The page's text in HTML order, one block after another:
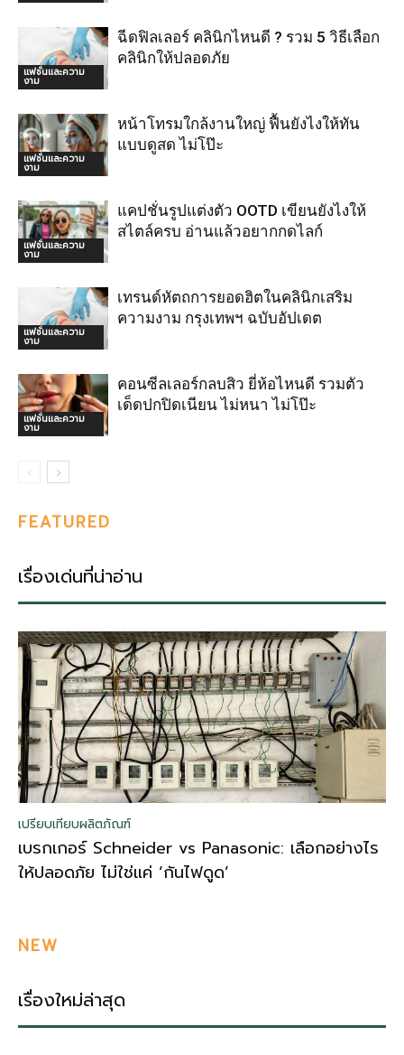
แฟชั่นและความ
งาม
ฉีดฟิลเลอร์ คลินิกไหนดี ? รวม 5 วิธีเลือก
คลินิกให้ปลอดภัย
แฟชั่นและความ
งาม
หน้าโทรมใกล้งานใหญ่ ฟื้นยังไงให้ทัน
แบบดูสด ไม่โป๊ะ
แฟชั่นและความ
งาม
แคปชั่นรูปแต่งตัว OOTD เขียนยังไงให้
สไตล์ครบ อ่านแล้วอยากกดไลก์
แฟชั่นและความ
งาม
เทรนด์หัตถการยอดฮิตในคลินิกเสริม
ความงาม กรุงเทพฯ ฉบับอัปเดต
แฟชั่นและความ
งาม
คอนซีลเลอร์กลบสิว ยี่ห้อไหนดี รวมตัว
เด็ดปกปิดเนียน ไม่หนา ไม่โป๊ะ
FEATURED
เรื่องเด่นที่น่าอ่าน
เปรียบเทียบผลิตภัณฑ์
เบรกเกอร์ Schneider vs Panasonic: เลือกอย่างไร
ให้ปลอดภัย ไม่ใช่แค่ ‘กันไฟดูด’
NEW
เรื่องใหม่ล่าสุด